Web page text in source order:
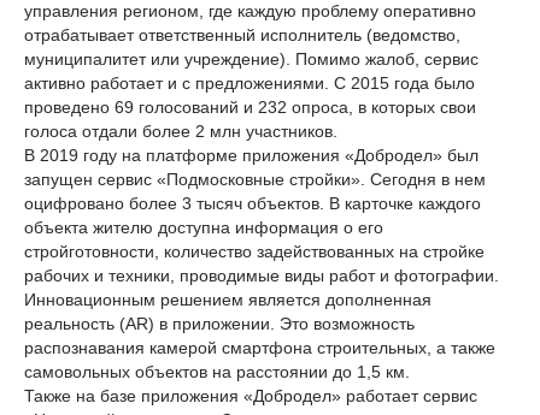
управления регионом, где каждую проблему оперативно
отрабатывает ответственный исполнитель (ведомство,
муниципалитет или учреждение). Помимо жалоб, сервис
активно работает и с предложениями. С 2015 года было
проведено 69 голосований и 232 опроса, в которых свои
голоса отдали более 2 млн участников.
В 2019 году на платформе приложения «Добродел» был
запущен сервис «Подмосковные стройки». Сегодня в нем
оцифровано более 3 тысяч объектов. В карточке каждого
объекта жителю доступна информация о его
стройготовности, количество задействованных на стройке
рабочих и техники, проводимые виды работ и фотографии.
Инновационным решением является дополненная
реальность (AR) в приложении. Это возможность
распознавания камерой смартфона строительных, а также
самовольных объектов на расстоянии до 1,5 км.
Также на базе приложения «Добродел» работает сервис